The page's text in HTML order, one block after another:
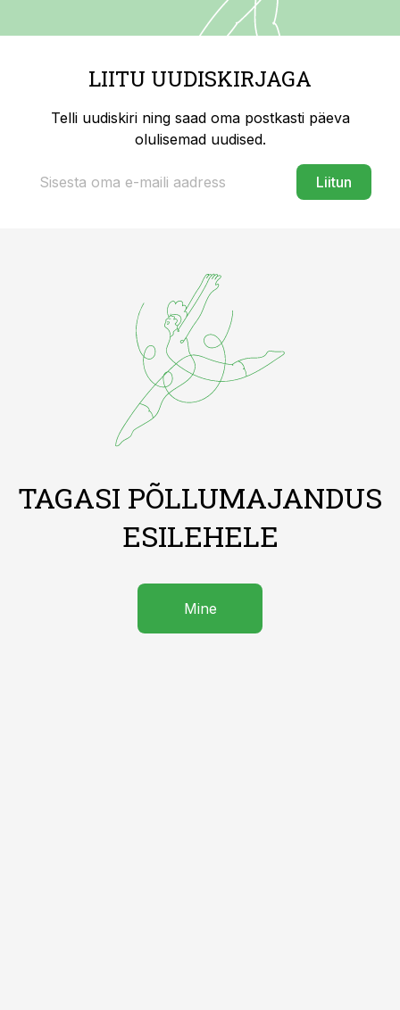
LIITU UUDISKIRJAGA
Telli uudiskiri ning saad oma postkasti päeva
olulisemad uudised.
Liitun
TAGASI PÕLLUMAJANDUS
ESILEHELE
Mine